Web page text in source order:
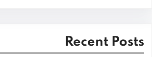
Recent Posts